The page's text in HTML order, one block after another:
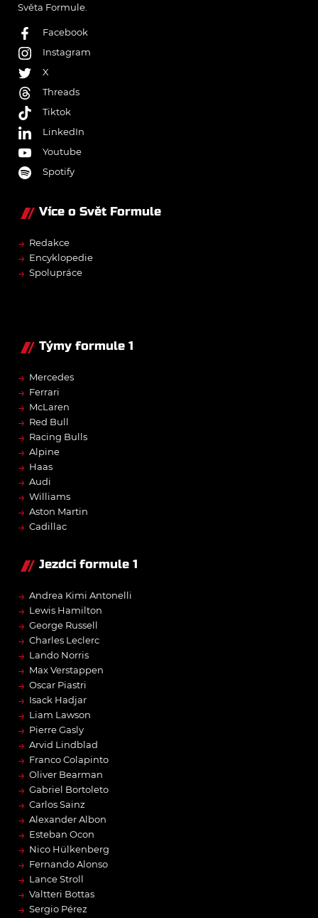
Světa Formule.
Facebook
Instagram
X
Threads
Tiktok
LinkedIn
Youtube
Spotify
Více o Svět Formule
→ Redakce
→ Encyklopedie
→ Spolupráce
Týmy formule 1
→ Mercedes
→ Ferrari
→ McLaren
→ Red Bull
→ Racing Bulls
→ Alpine
→ Haas
→ Audi
→ Williams
→ Aston Martin
→ Cadillac
Jezdci formule 1
→ Andrea Kimi Antonelli
→ Lewis Hamilton
→ George Russell
→ Charles Leclerc
→ Lando Norris
→ Max Verstappen
→ Oscar Piastri
→ Isack Hadjar
→ Liam Lawson
→ Pierre Gasly
→ Arvid Lindblad
→ Franco Colapinto
→ Oliver Bearman
→ Gabriel Bortoleto
→ Carlos Sainz
→ Alexander Albon
→ Esteban Ocon
→ Nico Hülkenberg
→ Fernando Alonso
→ Lance Stroll
→ Valtteri Bottas
→ Sergio Pérez